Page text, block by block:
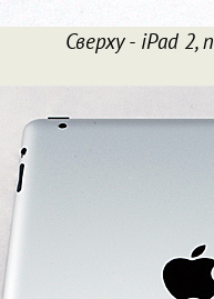
Сверху - iPad 2,